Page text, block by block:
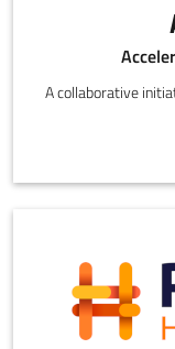
A collaborative